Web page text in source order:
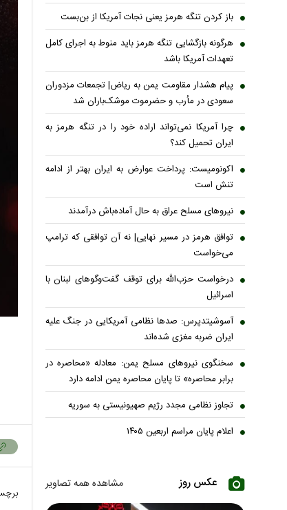
باز کردن تنگه هرمز یعنی نجات آمریکا از بن‌بست
هرگونه بازگشایی تنگه هرمز باید منوط به اجرای کامل
تعهدات آمریکا باشد
پیام هشدار مقاومت یمن به ریاض| تجمعات مزدوران
سعودی در مأرب و حضرموت موشک‌باران شد
چرا آمریکا نمی‌تواند اراده خود را در تنگه هرمز به
ایران تحمیل کند؟
اکونومیست: پرداخت عوارض به ایران بهتر از ادامه
تنش است
نیروهای مسلح عراق به حال آماده‌باش درآمدند
توافق هرمز در مسیر نهایی| نه آن توافقی که ترامپ
می‌خواست
درخواست حزب‌الله برای توقف گفت‌وگوهای لبنان با
اسرائیل
آسوشیتدپرس: صدها نظامی آمریکایی در جنگ علیه
ایران ضربه مغزی شده‌اند
سخنگوی نیروهای مسلح یمن: معادله «محاصره در
برابر محاصره» تا پایان محاصره یمن ادامه دارد
تجاوز نظامی مجدد رژیم صهیونیستی به سوریه
اعلام پایان مراسم اربعین ۱۴۰۵
عکس روز مشاهده همه تصاویر